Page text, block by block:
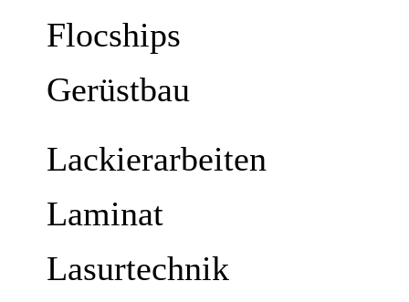
Flocships
Gerüstbau
Lackierarbeiten
Laminat
Lasurtechnik